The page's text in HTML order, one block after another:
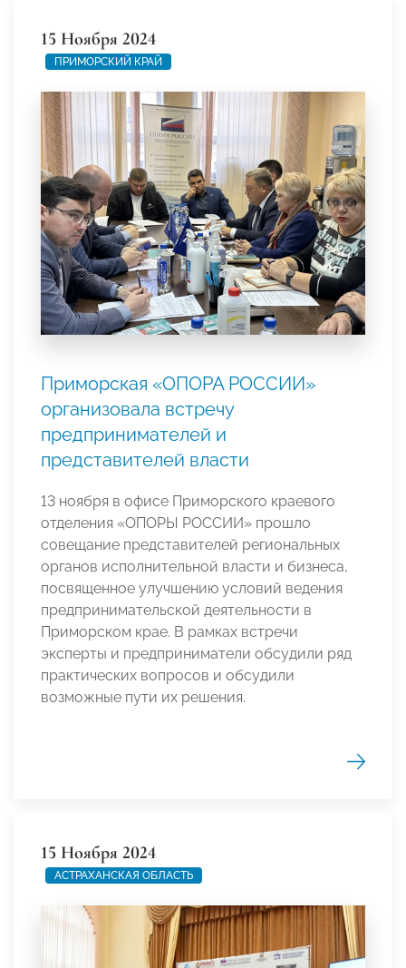
15 Ноября 2024
ПРИМОРСКИЙ КРАЙ
Приморская «ОПОРА РОССИИ»
организовала встречу
предпринимателей и
представителей власти
13 ноября в офисе Приморского краевого
отделения «ОПОРЫ РОССИИ» прошло
совещание представителей региональных
органов исполнительной власти и бизнеса,
посвященное улучшению условий ведения
предпринимательской деятельности в
Приморском крае. В рамках встречи
эксперты и предприниматели обсудили ряд
практических вопросов и обсудили
возможные пути их решения.
15 Ноября 2024
АСТРАХАНСКАЯ ОБЛАСТЬ